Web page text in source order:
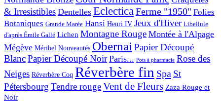
& Irresistibles Dentelles EclecticaFerme "1950" Folies
Botaniques Grande Marée Hansi Henri IV Jeux d'Hiver Libellule
d'après Émile Gallé Lichen Montagne Rouge Montée à l'Alpage
Mégève Méribel Nouveautés ObernaiPapier Découpé
BlancPapier Découpé Noir Paris... Pots à pharmacie Rose des
Neiges Réverbère Coq Réverbère fin Spa St
Pétersbourg Tendre rougeVent de Fleurs Zaza Rouge et
Noir